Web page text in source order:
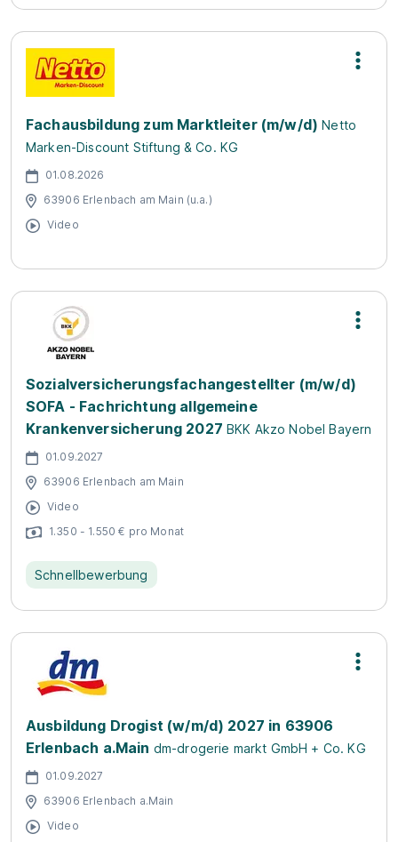
Fachausbildung zum Marktleiter (m/w/d) Netto
Marken-Discount Stiftung & Co. KG
01.08.2026
63906 Erlenbach am Main (u.a.)
Video
Sozialversicherungsfachangestellter (m/w/d)
SOFA - Fachrichtung allgemeine
Krankenversicherung 2027 BKK Akzo Nobel Bayern
01.09.2027
63906 Erlenbach am Main
Video
1.350 - 1.550 € pro Monat
Schnellbewerbung
Ausbildung Drogist (w/m/d) 2027 in 63906
Erlenbach a.Main dm-drogerie markt GmbH + Co. KG
01.09.2027
63906 Erlenbach a.Main
Video